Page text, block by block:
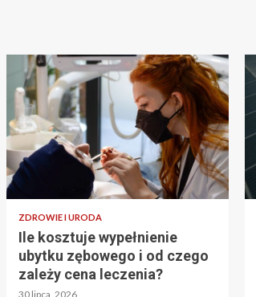
ZDROWIE I URODA
Ile kosztuje wypełnienie
ubytku zębowego i od czego
zależy cena leczenia?
30 lipca, 2026